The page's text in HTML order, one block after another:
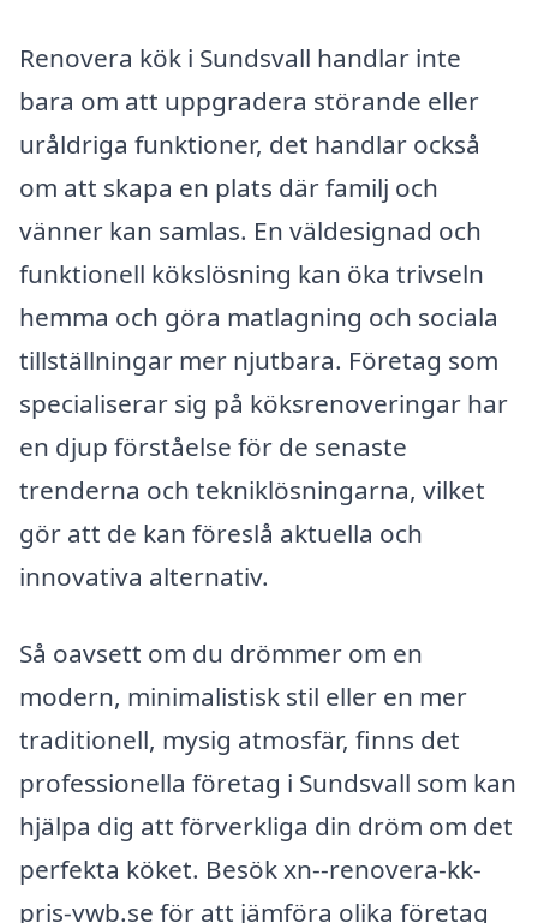
Renovera kök i Sundsvall handlar inte
bara om att uppgradera störande eller
uråldriga funktioner, det handlar också
om att skapa en plats där familj och
vänner kan samlas. En väldesignad och
funktionell kökslösning kan öka trivseln
hemma och göra matlagning och sociala
tillställningar mer njutbara. Företag som
specialiserar sig på köksrenoveringar har
en djup förståelse för de senaste
trenderna och tekniklösningarna, vilket
gör att de kan föreslå aktuella och
innovativa alternativ.
Så oavsett om du drömmer om en
modern, minimalistisk stil eller en mer
traditionell, mysig atmosfär, finns det
professionella företag i Sundsvall som kan
hjälpa dig att förverkliga din dröm om det
perfekta köket. Besök xn--renovera-kk-
pris-vwb.se för att jämföra olika företag